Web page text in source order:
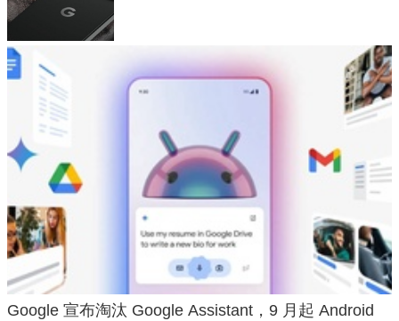
Google 宣布淘汰 Google Assistant，9 月起 Android